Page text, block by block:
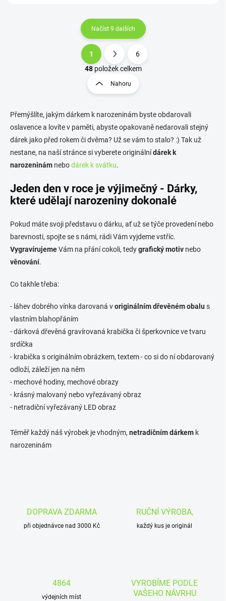
O
v
á
d
c
í
r
v
k
v
ý
p
s
u
Načíst 9 dalších
S
t
r
á
k
o
v
á
n
í
1
6
48položek celkem
Nahoru
Přemýšlíte, jakým dárkem k narozeninám byste obdarovali
oslavence a lovíte v paměti, abyste opakovaně nedarovali stejný
dárek jako před rokem či dvěma? Už se vám to stalo? :) Tak už
nestane, na naší stránce si vyberete originálnídárek k
narozeninám nebodárek k svátku.
Jeden den v roce je výjimečný - Dárky,
které udělají narozeniny dokonalé
Pokud máte svoji představu o dárku, ať už se týče provedení nebo
barevnosti, spojte se s námi, rádi Vám vyjdeme vstříc.
VygravírujemeVám na přání cokoli, tedygrafický motiv nebo
věnování.
Co takhle třeba:
- láhev dobrého vínka darovaná voriginálním dřevěném obalus
vlastním blahopřáním
- dárková dřevěná gravírovaná krabička či šperkovnice ve tvaru
srdíčka
- krabička s originálním obrázkem, textem - co si do ní obdarovaný
odloží, záleží jen na něm
- mechové hodiny, mechové obrazy
- krásný malovaný nebo vyřezávaný obraz
- netradiční vyřezávaný LED obraz
Téměř každý náš výrobek je vhodným, netradičním dárkem k
narozeninám
DOPRAVA ZDARMA
při objednávce nad 3000 Kč
RUČNÍ VÝROBA,
každý kus je originál
4864
výdejních míst
VYROBÍME PODLE
VAŠEHO NÁVRHU